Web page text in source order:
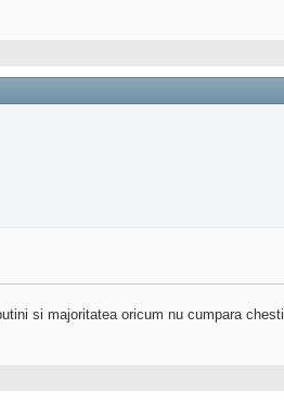
si majoritatea oricum nu cumpara